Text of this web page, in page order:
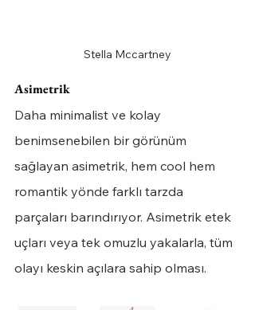
Stella Mccartney
Asimetrik
Daha minimalist ve kolay
benimsenebilen bir görünüm
sağlayan asimetrik, hem cool hem
romantik yönde farklı tarzda
parçaları barındırıyor. Asimetrik etek
uçları veya tek omuzlu yakalarla, tüm
olayı keskin açılara sahip olması.